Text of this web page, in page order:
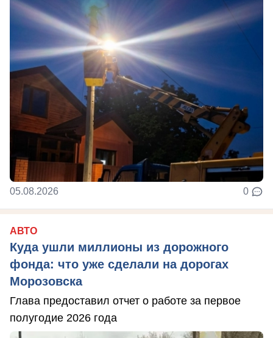
05.08.2026 0
АВТО
Куда ушли миллионы из дорожного
фонда: что уже сделали на дорогах
Морозовска
Глава предоставил отчет о работе за первое
полугодие 2026 года